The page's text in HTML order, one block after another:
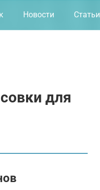
Новости Статьи
для